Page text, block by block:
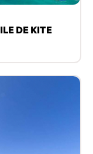
DE KITE